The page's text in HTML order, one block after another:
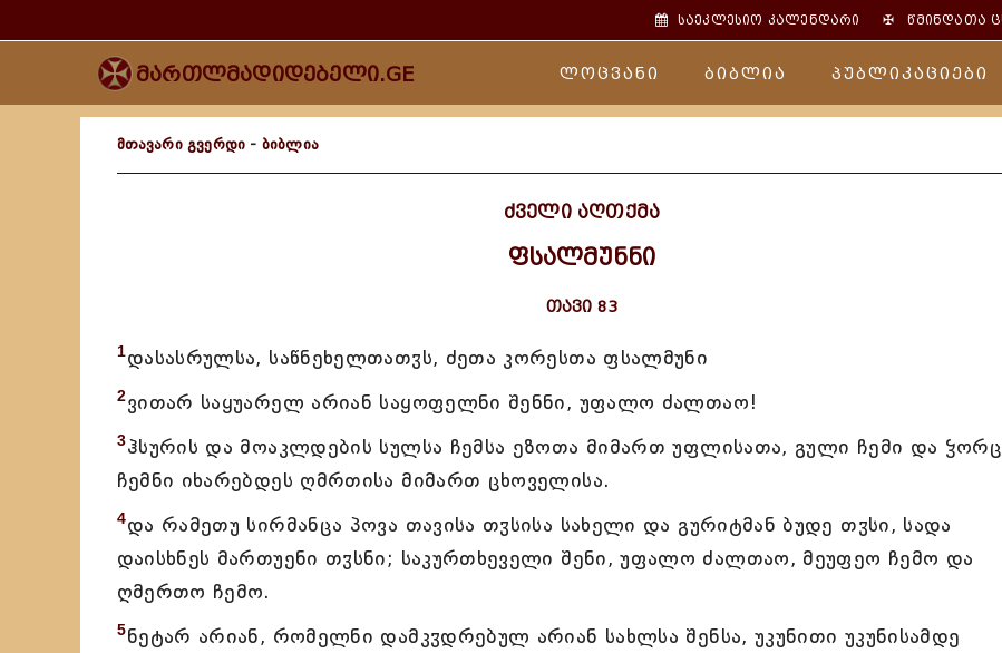
საეკლესიო კალენდარი ✠წმინდათა
მართლმადიდებელი.GE ლოცვანი ბიბლია პუბლიკაციები
მთავარი გვერდი - ბიბლია
ძველი აღთქმა
ფსალმუნნი
თავი 83
1დასასრულსა, საწნეხელთათჳს, ძეთა კორესთა ფსალმუნი
2ვითარ საყუარელ არიან საყოფელნი შენნი, უფალო ძალთაო!
3ჰსურის და მოაკლდების სულსა ჩემსა ეზოთა მიმართ უფლისათა, გული ჩემი და
ჩემნი იხარებდეს ღმრთისა მიმართ ცხოველისა.
4და რამეთუ სირმანცა პოვა თავისა თჳსისა სახელი და გურიტმან ბუდე თჳსი, სადა
დაისხნეს მართუენი თჳსნი; საკურთხეველი შენი, უფალო ძალთაო, მეუფეო ჩემო და
ღმერთო ჩემო.
5ნეტარ არიან, რომელნი დამკჳდრებულ არიან სახლსა შენსა, უკუნითი უკუნისამდე